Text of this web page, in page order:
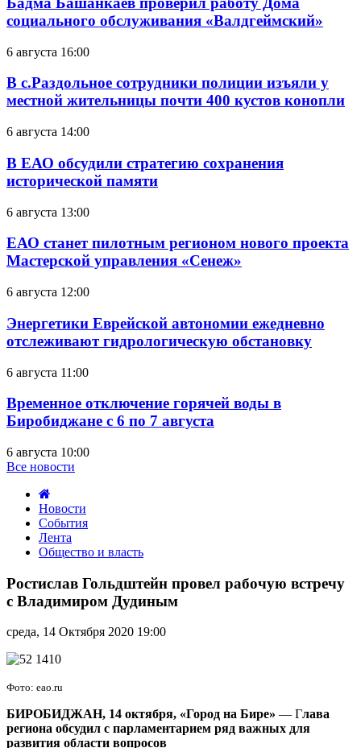
социального обслуживания «Валдгеймский»
6 августа 16:00
В с.Раздольное сотрудники полиции изъяли у
местной жительницы почти 400 кустов конопли
6 августа 14:00
В ЕАО обсудили стратегию сохранения
исторической памяти
6 августа 13:00
ЕАО станет пилотным регионом нового проекта
Мастерской управления «Сенеж»
6 августа 12:00
Энергетики Еврейской автономии ежедневно
отслеживают гидрологическую обстановку
6 августа 11:00
Временное отключение горячей воды в
Биробиджане с 6 по 7 августа
6 августа 10:00
Все новости
Новости
События
Лента
Общество и власть
Гольдштейн
рабочую
с
Владимиром
Дудиным
Ростислав Гольдштейн провел рабочую встречу
с Владимиром Дудиным
среда, 14 Октября 2020 19:00
Фото: eao.ru
БИРОБИДЖАН, 14 октября, «Город на Бире» — Глава
региона обсудил с парламентарием ряд важных для
развития области вопросов